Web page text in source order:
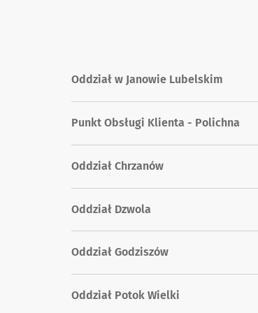
Oddział w Janowie Lubelskim
Punkt Obsługi Klienta - Polichna
Oddział Chrzanów
Oddział Dzwola
Oddział Godziszów
Oddział Potok Wielki